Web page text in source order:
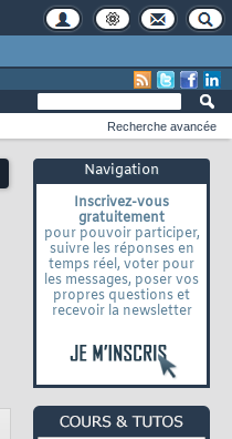
Navigation
Inscrivez-vous
gratuitement
pour pouvoir participer,
suivre les réponses en
temps réel, voter pour
les messages, poser vos
propres questions et
recevoir la newsletter
Recherche avancée